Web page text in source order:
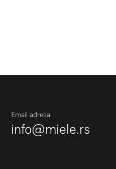
Email adresa
info@miele.rs